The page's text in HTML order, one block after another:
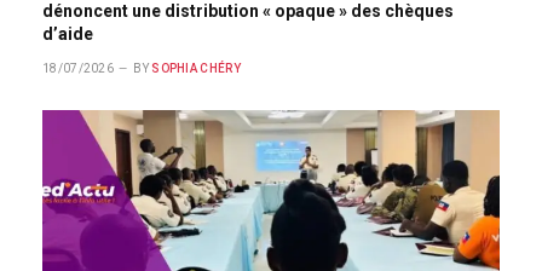
dénoncent une distribution « opaque » des chèques
d’aide
18/07/2026 BY SOPHIA CHÉRY